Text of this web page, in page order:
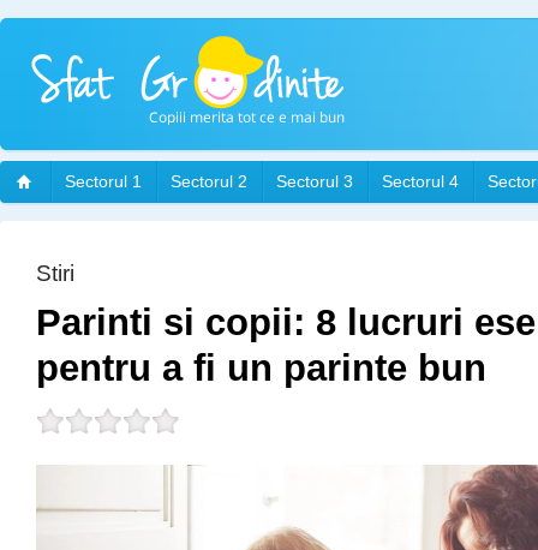
Sectorul 1 Sectorul 2 Sectorul 3 Sectorul 4
Stiri
Parinti si copii: 8 lucruri
pentru a fi un parinte bun